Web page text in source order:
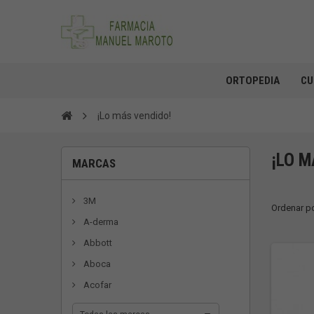
ORTOPEDIA
¡Lo más vendido!
MARCAS
3M
A-derma
Abbott
Aboca
Acofar
¡LO
Ordenar